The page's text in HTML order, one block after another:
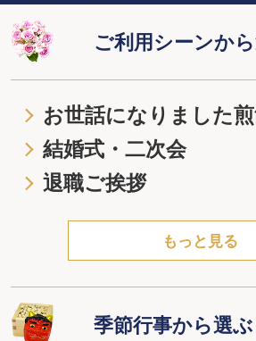
ご利用シーンか
お世話になりました
結婚式・二次会
退職ご挨拶
もっと見る
季節行事から選ぶ